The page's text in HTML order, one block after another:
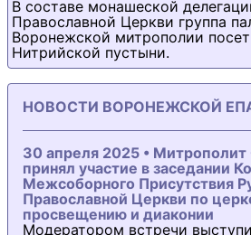
В составе монашеской
Православной Церкви группа
Воронежской митрополии
Нитрийской пустыни.
НОВОСТИ ВОРОНЕЖСКОЙ
30 апреля 2025 •
принял участие в заседании
Межсоборного Присутствия
Православной Церкви по
просвещению и диаконии
Модератором встречи